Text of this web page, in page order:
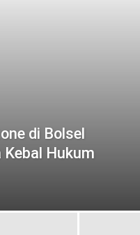
di Bolsel
Hukum